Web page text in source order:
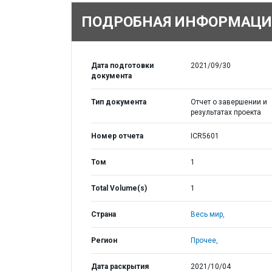
ПОДРОБНАЯ
Дата подготовки
документа
2021/09/30
Тип документа
Отчет о завершении и
результатах проекта
Номер отчета ICR5601
Том 1
Total Volume(s) 1
Страна Весь мир,
Регион Прочее,
Дата раскрытия 2021/10/04